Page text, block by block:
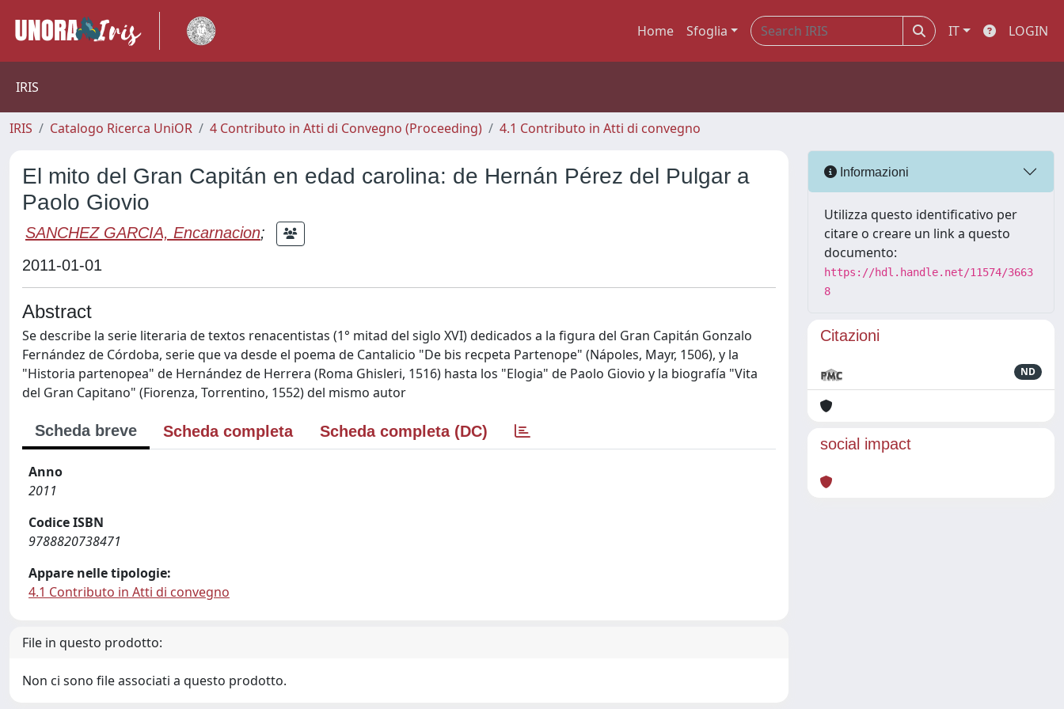
Home Sfoglia IT LOGIN
IRIS
IRIS Catalogo Ricerca UniOR 4 Contributo in Atti di Convegno (Proceeding) 4.1 Contributo in Atti di convegno
El mito del Gran Capitán en edad carolina: de Hernán Pérez del Pulgar a
Paolo Giovio
SANCHEZ GARCIA, Encarnacion;
2011-01-01
Abstract
Se describe la serie literaria de textos renacentistas (1° mitad del siglo XVI) dedicados a la figura del Gran Capitán Gonzalo
Fernández de Córdoba, serie que va desde el poema de Cantalicio "De bis recpeta Partenope" (Nápoles, Mayr, 1506), y la
"Historia partenopea" de Hernández de Herrera (Roma Ghisleri, 1516) hasta los "Elogia" de Paolo Giovio y la biografía "Vita
del Gran Capitano" (Fiorenza, Torrentino, 1552) del mismo autor
Scheda breve Scheda completa Scheda completa (DC)
Anno
2011
Codice ISBN
9788820738471
Appare nelle tipologie:
4.1 Contributo in Atti di convegno
File in questo prodotto:
Non ci sono file associati a questo prodotto.
Informazioni
Utilizza questo identificativo per
citare o creare un link a questo
documento:
https://hdl.handle.net/11574/3663
8
Citazioni
ND
social impact